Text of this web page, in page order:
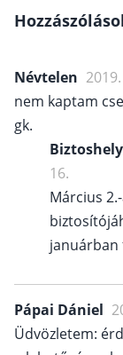
Névtelen
nem kaptam
gk.
16.
Március
januárban
Pápai Dániel
Üdvözletem: